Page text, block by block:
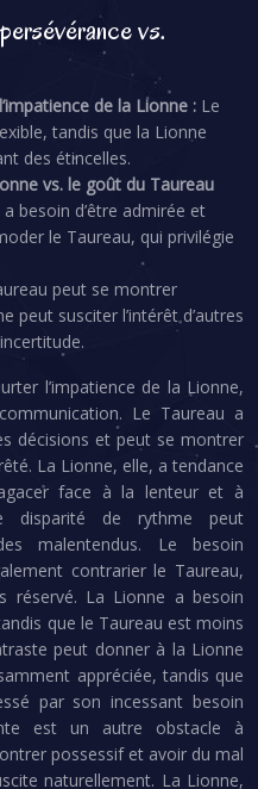
vs.
de la Lionne : Le
tandis que la Lionne
des étincelles.
vs. le goût du Taureau
besoin d’être admirée et
le Taureau, qui privilégie
peut se montrer
peut susciter l’intérêt d’autres
l’impatience de la Lionne,
Le Taureau a
décisions et peut se montrer
La Lionne, elle, a tendance
face à la lenteur et à
disparité de rythme peut
malentendus. Le besoin
contrarier le Taureau,
réservé. La Lionne a besoin
que le Taureau est moins
peut donner à la Lionne
appréciée, tandis que
par son incessant besoin
est un autre obstacle à
possessif et avoir du mal
naturellement. La Lionne,